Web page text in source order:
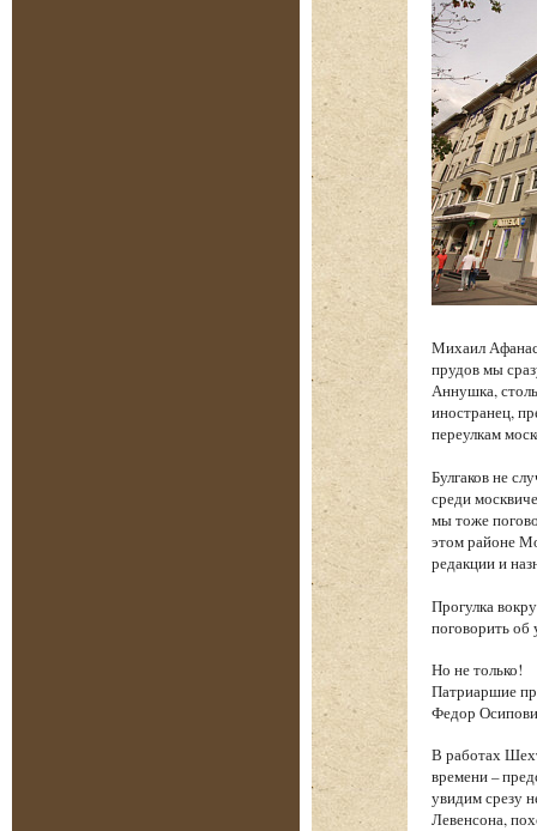
Михаил
прудов мы
Аннушка,
иностранец,
переулкам
Булгаков не
среди
мы тоже
этом районе
редакции и
Прогулка
поговорить об
Но не только!
Патриаршие
Федор
В работах
времени –
увидим срезу
Левенсона,